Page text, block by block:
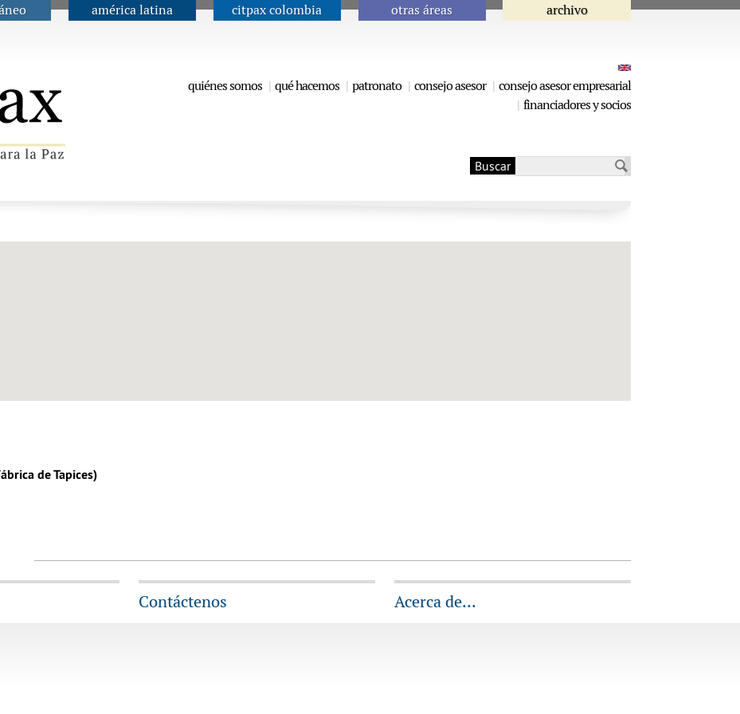
Jump to navigation
américa latina citpax colombia otras áreas archivo
quiénes somos qué hacemos patronato consejo asesor
consejo asesor empresarial
financiadores y socios
Buscar
de Tapices)
Contáctenos Acerca de...